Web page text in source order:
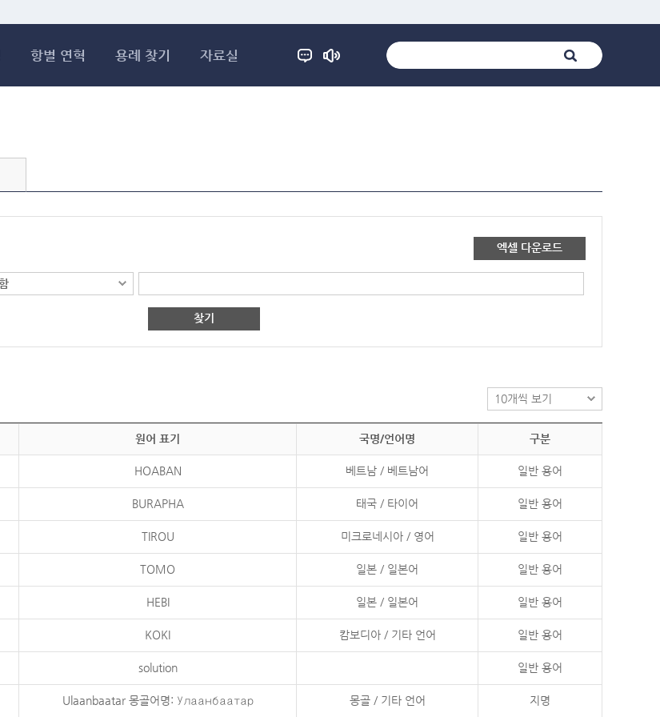
항별 연혁 용례 찾기 자료실
엑셀 다운로드
찾기
원어 표기 국명/언어명 구분
HOABAN 베트남 / 베트남어 일반 용어
BURAPHA 태국 / 타이어 일반 용어
TIROU 미크로네시아 / 영어 일반 용어
TOMO 일본 / 일본어 일반 용어
HEBI 일본 / 일본어 일반 용어
KOKI 캄보디아 / 기타 언어 일반 용어
solution 일반 용어
Ulaanbaatar 몽골어명: Улаанбаатар 몽골 / 기타 언어 지명